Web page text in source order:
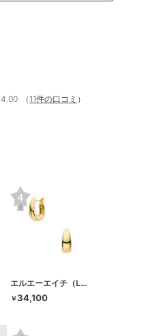
4.00
（ 11件の口コミ ）
エルエーエイチ（LAH）
￥34,100